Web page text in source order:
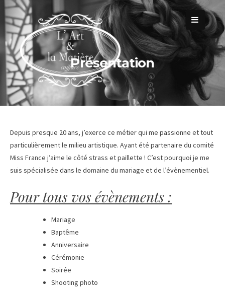
Passer
au
contenu
Présentation
Depuis presque 20 ans, j’exerce ce métier qui me passionne et tout
particulièrement le milieu artistique. Ayant été partenaire du comité
Miss France j’aime le côté strass et paillette ! C’est pourquoi je me
suis spécialisée dans le domaine du mariage et de l’évènementiel.
Pour tous vos évènements :
Mariage
Baptême
Anniversaire
Cérémonie
Soirée
Shooting photo